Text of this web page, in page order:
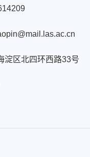
淀区北四环西路33号